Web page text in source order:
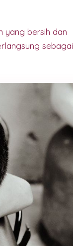
yang bersih dan
sebagai